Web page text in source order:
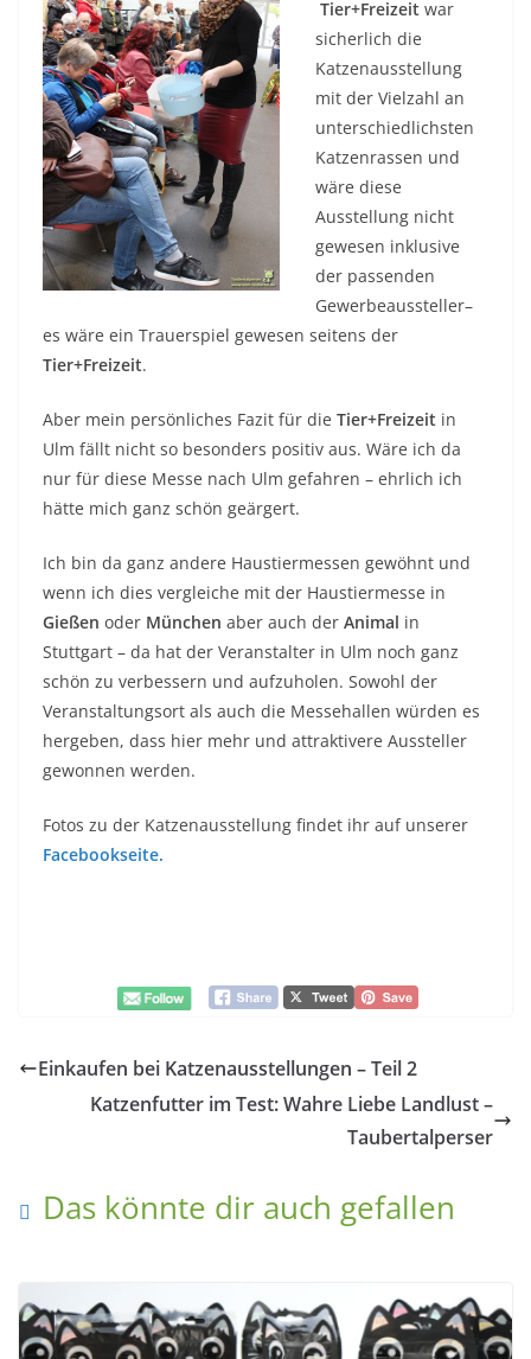
Tier+Freizeit war
sicherlich die
Katzenausstellung
mit der Vielzahl an
unterschiedlichsten
Katzenrassen und
wäre diese
Ausstellung nicht
gewesen inklusive
der passenden
Gewerbeaussteller–
es wäre ein Trauerspiel gewesen seitens der
Tier+Freizeit.
Aber mein persönliches Fazit für die Tier+Freizeit in
Ulm fällt nicht so besonders positiv aus. Wäre ich da
nur für diese Messe nach Ulm gefahren – ehrlich ich
hätte mich ganz schön geärgert.
Ich bin da ganz andere Haustiermessen gewöhnt und
wenn ich dies vergleiche mit der Haustiermesse in
Gießen oder München aber auch der Animal in
Stuttgart – da hat der Veranstalter in Ulm noch ganz
schön zu verbessern und aufzuholen. Sowohl der
Veranstaltungsort als auch die Messehallen würden es
hergeben, dass hier mehr und attraktivere Aussteller
gewonnen werden.
Fotos zu der Katzenausstellung findet ihr auf unserer
Facebookseite.
Einkaufen bei Katzenausstellungen – Teil 2
Katzenfutter im Test: Wahre Liebe Landlust –
Taubertalperser
Das könnte dir auch gefallen